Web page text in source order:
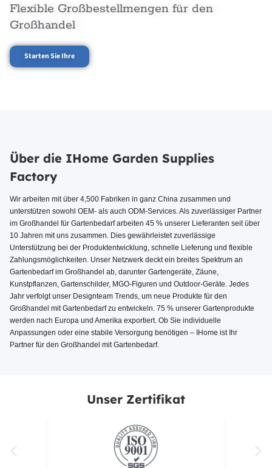
Flexible Großbestellmengen für den
Großhandel
Starten Sie Ihre
Über die IHome Garden Supplies
Factory
Wir arbeiten mit über 4,500 Fabriken in ganz China zusammen und
unterstützen sowohl OEM- als auch ODM-Services. Als zuverlässiger Partner
im Großhandel für Gartenbedarf arbeiten 45 % unserer Lieferanten seit über
10 Jahren mit uns zusammen. Dies gewährleistet zuverlässige
Unterstützung bei der Produktentwicklung, schnelle Lieferung und flexible
Zahlungsmöglichkeiten. Unser Netzwerk deckt ein breites Spektrum an
Gartenbedarf im Großhandel ab, darunter Gartengeräte, Zäune,
Kunstpflanzen, Gartenschilder, MGO-Figuren und Outdoor-Geräte. Jedes
Jahr verfolgt unser Designteam Trends, um neue Produkte für den
Großhandel mit Gartenbedarf zu entwickeln. 75 % unserer Gartenprodukte
werden nach Europa und Amerika exportiert. Ob Sie individuelle
Anpassungen oder eine stabile Versorgung benötigen – IHome ist Ihr
Partner für den Großhandel mit Gartenbedarf.
Unser Zertifikat